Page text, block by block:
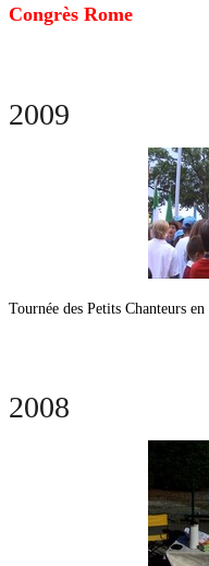
Congrès Rome
2009
Tournée des Petits Chanteurs en
2008